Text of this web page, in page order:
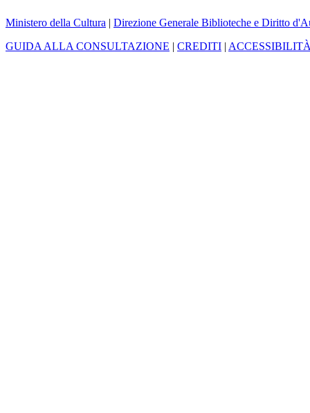
Ministero della Cultura | Direzione Generale Biblioteche e Diritto
GUIDA ALLA CONSULTAZIONE | CREDITI |